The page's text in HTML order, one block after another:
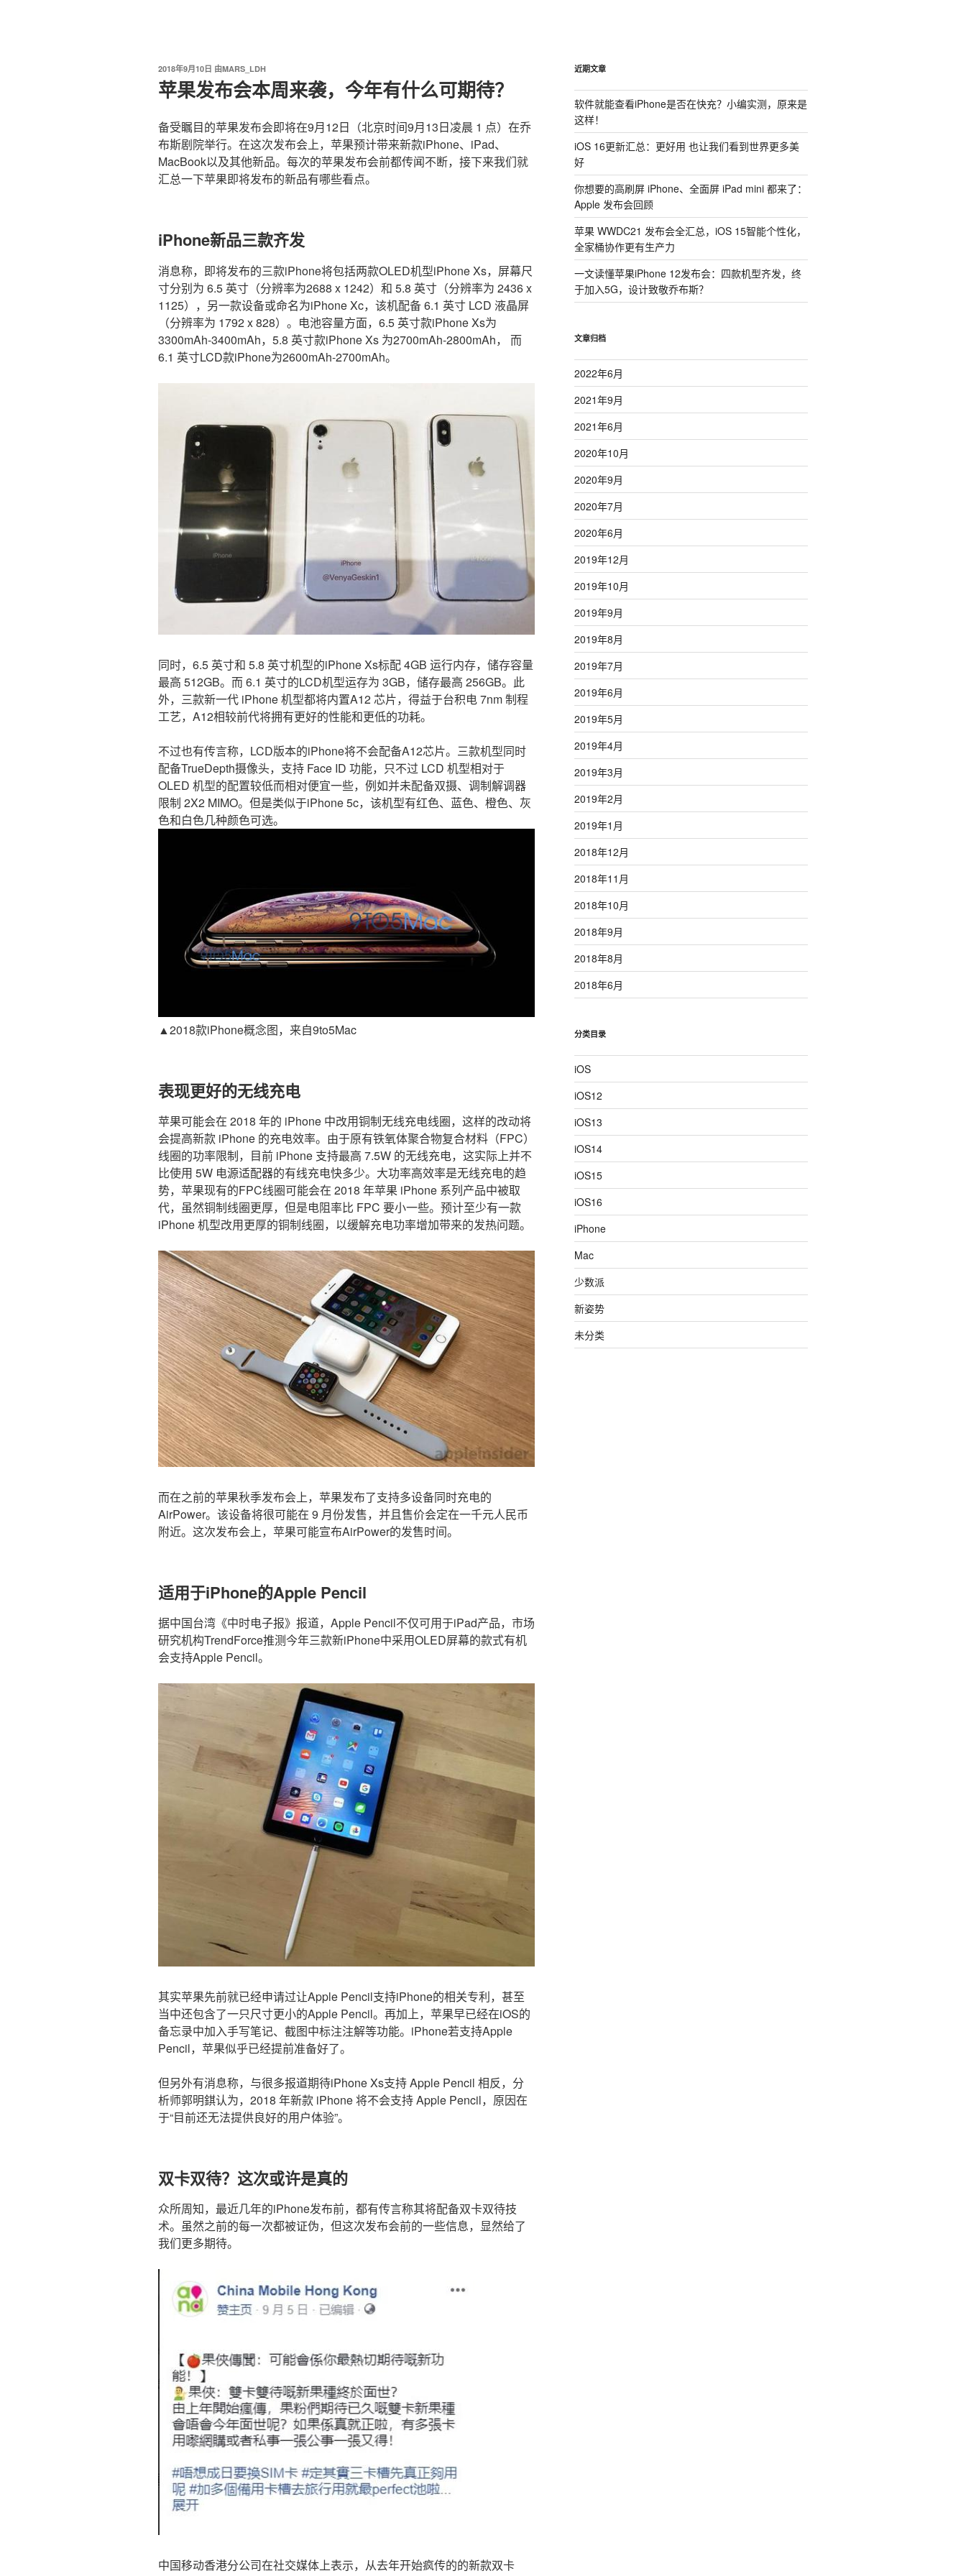
发
布
于
2018年9月10日 由MARS_LDH
苹果发布会本周来袭，今年有什么可期待？
备受瞩目的苹果发布会即将在9月12日（北京时间9月13日凌晨 1 点）在乔
布斯剧院举行。在这次发布会上，苹果预计带来新款iPhone、iPad、
MacBook以及其他新品。每次的苹果发布会前都传闻不断，接下来我们就
汇总一下苹果即将发布的新品有哪些看点。
iPhone新品三款齐发
消息称，即将发布的三款iPhone将包括两款OLED机型iPhone Xs，屏幕尺
寸分别为 6.5 英寸（分辨率为2688 x 1242）和 5.8 英寸（分辨率为 2436 x
1125），另一款设备或命名为iPhone Xc，该机配备 6.1 英寸 LCD 液晶屏
（分辨率为 1792 x 828）。电池容量方面，6.5 英寸款iPhone Xs为
3300mAh-3400mAh，5.8 英寸款iPhone Xs 为2700mAh-2800mAh， 而
6.1 英寸LCD款iPhone为2600mAh-2700mAh。
同时，6.5 英寸和 5.8 英寸机型的iPhone Xs标配 4GB 运行内存，储存容量
最高 512GB。而 6.1 英寸的LCD机型运存为 3GB，储存最高 256GB。此
外，三款新一代 iPhone 机型都将内置A12 芯片，得益于台积电 7nm 制程
工艺，A12相较前代将拥有更好的性能和更低的功耗。
不过也有传言称，LCD版本的iPhone将不会配备A12芯片。三款机型同时
配备TrueDepth摄像头，支持 Face ID 功能，只不过 LCD 机型相对于
OLED 机型的配置较低而相对便宜一些，例如并未配备双摄、调制解调器
限制 2X2 MIMO。但是类似于iPhone 5c，该机型有红色、蓝色、橙色、灰
色和白色几种颜色可选。
▲2018款iPhone概念图，来自9to5Mac
表现更好的无线充电
苹果可能会在 2018 年的 iPhone 中改用铜制无线充电线圈，这样的改动将
会提高新款 iPhone 的充电效率。由于原有铁氧体聚合物复合材料（FPC）
线圈的功率限制，目前 iPhone 支持最高 7.5W 的无线充电，这实际上并不
比使用 5W 电源适配器的有线充电快多少。大功率高效率是无线充电的趋
势，苹果现有的FPC线圈可能会在 2018 年苹果 iPhone 系列产品中被取
代，虽然铜制线圈更厚，但是电阻率比 FPC 要小一些。预计至少有一款
iPhone 机型改用更厚的铜制线圈，以缓解充电功率增加带来的发热问题。
而在之前的苹果秋季发布会上，苹果发布了支持多设备同时充电的
AirPower。该设备将很可能在 9 月份发售，并且售价会定在一千元人民币
附近。这次发布会上，苹果可能宣布AirPower的发售时间。
适用于iPhone的Apple Pencil
据中国台湾《中时电子报》报道，Apple Pencil不仅可用于iPad产品，市场
研究机构TrendForce推测今年三款新iPhone中采用OLED屏幕的款式有机
会支持Apple Pencil。
其实苹果先前就已经申请过让Apple Pencil支持iPhone的相关专利，甚至
当中还包含了一只尺寸更小的Apple Pencil。再加上，苹果早已经在iOS的
备忘录中加入手写笔记、截图中标注注解等功能。iPhone若支持Apple
Pencil，苹果似乎已经提前准备好了。
但另外有消息称，与很多报道期待iPhone Xs支持 Apple Pencil 相反，分
析师郭明錤认为，2018 年新款 iPhone 将不会支持 Apple Pencil，原因在
于“目前还无法提供良好的用户体验”。
双卡双待？这次或许是真的
众所周知，最近几年的iPhone发布前，都有传言称其将配备双卡双待技
术。虽然之前的每一次都被证伪，但这次发布会前的一些信息，显然给了
我们更多期待。
中国移动香港分公司在社交媒体上表示，从去年开始疯传的的新款双卡
近期文章
软件就能查看iPhone是否在快充？小编实测，原来是
这样！
iOS 16更新汇总：更好用 也让我们看到世界更多美
好
你想要的高刷屏 iPhone、全面屏 iPad mini 都来了：
Apple 发布会回顾
苹果 WWDC21 发布会全汇总，iOS 15智能个性化，
全家桶协作更有生产力
一文读懂苹果iPhone 12发布会：四款机型齐发，终
于加入5G，设计致敬乔布斯？
文章归档
2022年6月
2021年9月
2021年6月
2020年10月
2020年9月
2020年7月
2020年6月
2019年12月
2019年10月
2019年9月
2019年8月
2019年7月
2019年6月
2019年5月
2019年4月
2019年3月
2019年2月
2019年1月
2018年12月
2018年11月
2018年10月
2018年9月
2018年8月
2018年6月
分类目录
iOS
iOS12
iOS13
iOS14
iOS15
iOS16
iPhone
Mac
少数派
新姿势
未分类